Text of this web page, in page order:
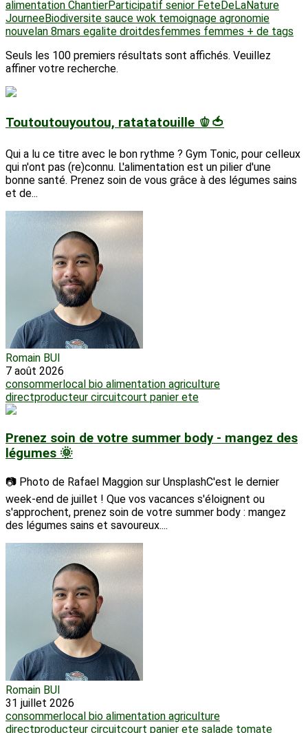
alimentation ChantierParticipatif senior FeteDeLaNature
JourneeBiodiversite sauce wok temoignage agronomie
nouvelan 8mars egalite droitdesfemmes femmes + de tags
Seuls les 100 premiers résultats sont affichés. Veuillez
affiner votre recherche.
Toutoutouyoutou, ratatatouille 🫑🍅
Qui a lu ce titre avec le bon rythme ? Gym Tonic, pour celleux
qui n'ont pas (re)connu. L'alimentation est un pilier d'une
bonne santé. Prenez soin de vous grâce à des légumes sains
et de...
Romain BUI
7 août 2026
consommerlocal bio alimentation agriculture
directproducteur circuitcourt panier ete
Prenez soin de votre summer body - mangez des
légumes 🌞
📷 Photo de Rafael Maggion sur UnsplashC'est le dernier
week-end de juillet ! Que vos vacances s'éloignent ou
s'approchent, prenez soin de votre summer body : mangez
des légumes sains et savoureux....
Romain BUI
31 juillet 2026
consommerlocal bio alimentation agriculture
directproducteur circuitcourt panier ete salade tomate